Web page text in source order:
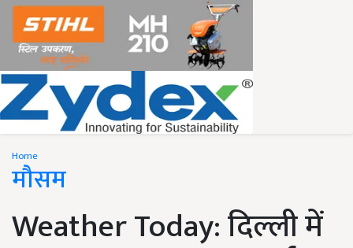
Home
मौसम
Weather Today: दिल्ली में